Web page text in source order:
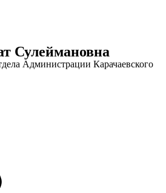
Сулеймановна
Администрации Карачаевского